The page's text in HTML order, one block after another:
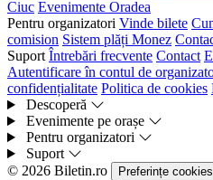
Ciuc Evenimente Oradea
Pentru organizatori Vinde bilete
comision Sistem plăți Monez
Suport Întrebări frecvente Contact
Autentificare în contul de
confidențialitate Politica de cookies
Descoperă
Evenimente pe orașe
Pentru organizatori
Suport
© 2026 Biletin.ro
Preferințe cookies